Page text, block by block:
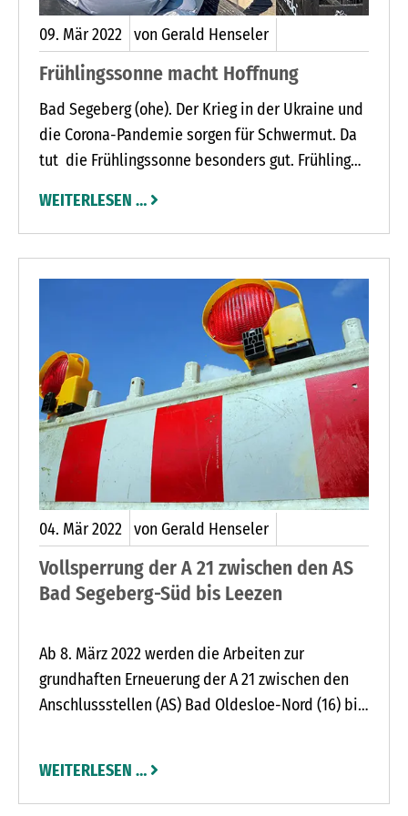
09. Mär2022 von Gerald Henseler
Frühlingssonne macht Hoffnung
Bad Segeberg (ohe). Der Krieg in der Ukraine und
die Corona-Pandemie sorgen für Schwermut. Da
tut die Frühlingssonne besonders gut. Frühling
wünschen sich viele. Zu sehen, wie die Natur
erwacht und die ersten Sonnenstrahlen
genießen, das tut gut. Und das ist laut
Wettervorhersage auch am kommenden
Wochenende noch möglich.
WEITERLESEN …
04. Mär2022 von Gerald Henseler
Vollsperrung der A 21 zwischen den AS
Bad Segeberg-Süd bis Leezen
Ab 8. März 2022 werden die Arbeiten zur
grundhaften Erneuerung der A 21 zwischen den
Anschlussstellen (AS) Bad Oldesloe-Nord (16) bis
unterteilt.
WEITERLESEN …